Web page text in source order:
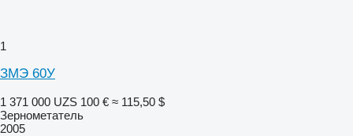
1
ЗМЭ 60У
1 371 000 UZS 100 € ≈ 115,50 $
Зернометатель
2005